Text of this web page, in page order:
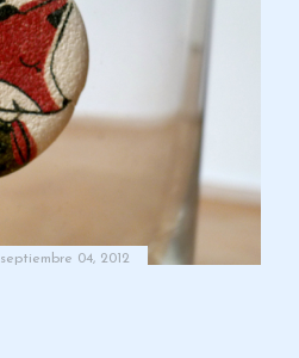
septiembre 04, 2012